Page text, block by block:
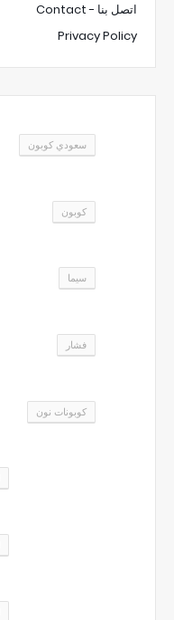
اتصل بنا - Contact
Privacy Policy
سعودي كوبون
كوبون
سيما
فشار
كوبونات نون